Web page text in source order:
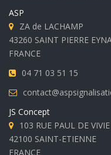
ASP
ZA de LACHAMP
43260 SAINT PIERRE
FRANCE
04 71 03 51 15
JS Concept
103 RUE PAUL DE VIVIE
42100 SAINT-ETIENNE
FRANCE